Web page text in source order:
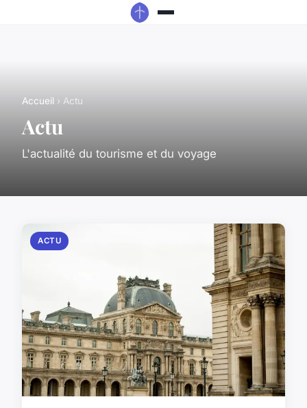
Accueil › Actu
Actu
L'actualité du tourisme et du voyage
ACTU